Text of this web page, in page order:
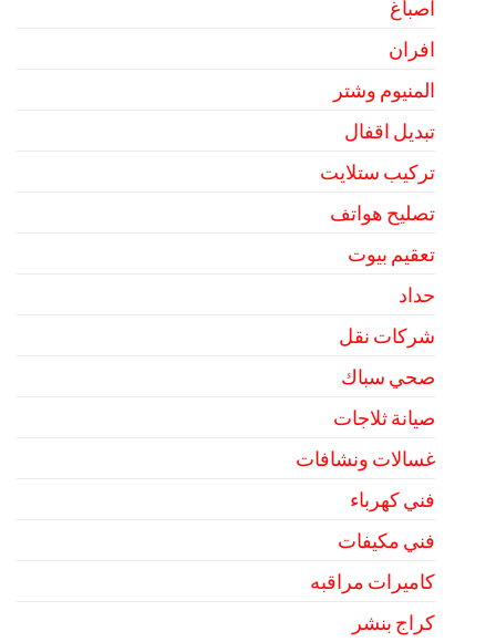
اصباغ
افران
المنيوم وشتر
تبديل اقفال
تركيب ستلايت
تصليح هواتف
تعقيم بيوت
حداد
شركات نقل
صحي سباك
صيانة ثلاجات
غسالات ونشافات
فني كهرباء
فني مكيفات
كاميرات مراقبه
كراج بنشر